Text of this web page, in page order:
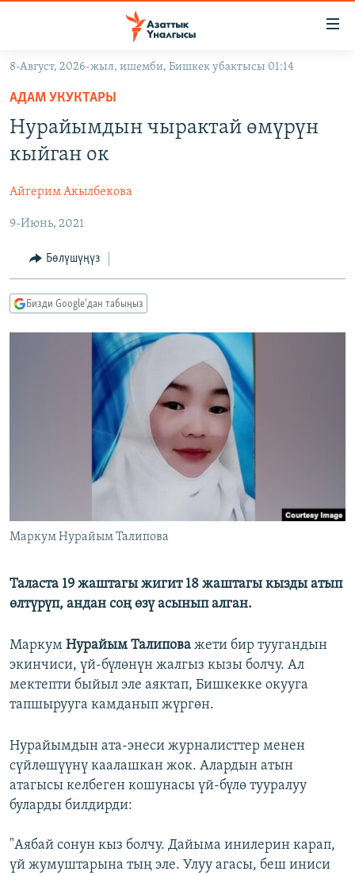
Навигацияга
өтүңүз
Издөөгө
салыңызКЫРГЫЗСТАН
ЭКОНОМИКА
МАДАНИЯТ
ДҮЙНӨ
БОРБОР АЗИЯ
АТАЙЫН ИЛИКТӨӨ
ТВ ПРОГРАММАЛАР
БҮГҮН АЗАТТЫКТА
БИЗ ЖАНА ДҮЙНӨ
ЭЖЕ-СИҢДИЛЕР
ЫҢГАЙСЫЗ СУРООЛОР
ПОДКАСТ
ӨЗГӨЧӨ ПИКИР
ЭЕ/АРнун бардык сайттары
8-Август, 2026-жыл, ишемби, Бишкек убактысы 01:14
АДАМ УКУКТАРЫ
Нурайымдын чырактай өмүрүн
кыйган ок
Айгерим Акылбекова
9-Июнь, 2021
Бөлүшүңүз
Бизди Google'дан табыңыз
Маркум Нурайым Талипова
Таласта 19 жаштагы жигит 18 жаштагы кызды атып
өлтүрүп, андан соң өзү асынып алган.
Маркум Нурайым Талипова жети бир туугандын
экинчиси, үй-бүлөнүн жалгыз кызы болчу. Ал
мектепти быйыл эле аяктап, Бишкекке окууга
тапшырууга камданып жүргөн.
Нурайымдын ата-энеси журналисттер менен
сүйлөшүүнү каалашкан жок. Алардын атын
атагысы келбеген кошунасы үй-бүлө тууралуу
буларды билдирди:
"Аябай сонун кыз болчу. Дайыма инилерин карап,
үй жумуштарына тың эле. Улуу агасы, беш иниси